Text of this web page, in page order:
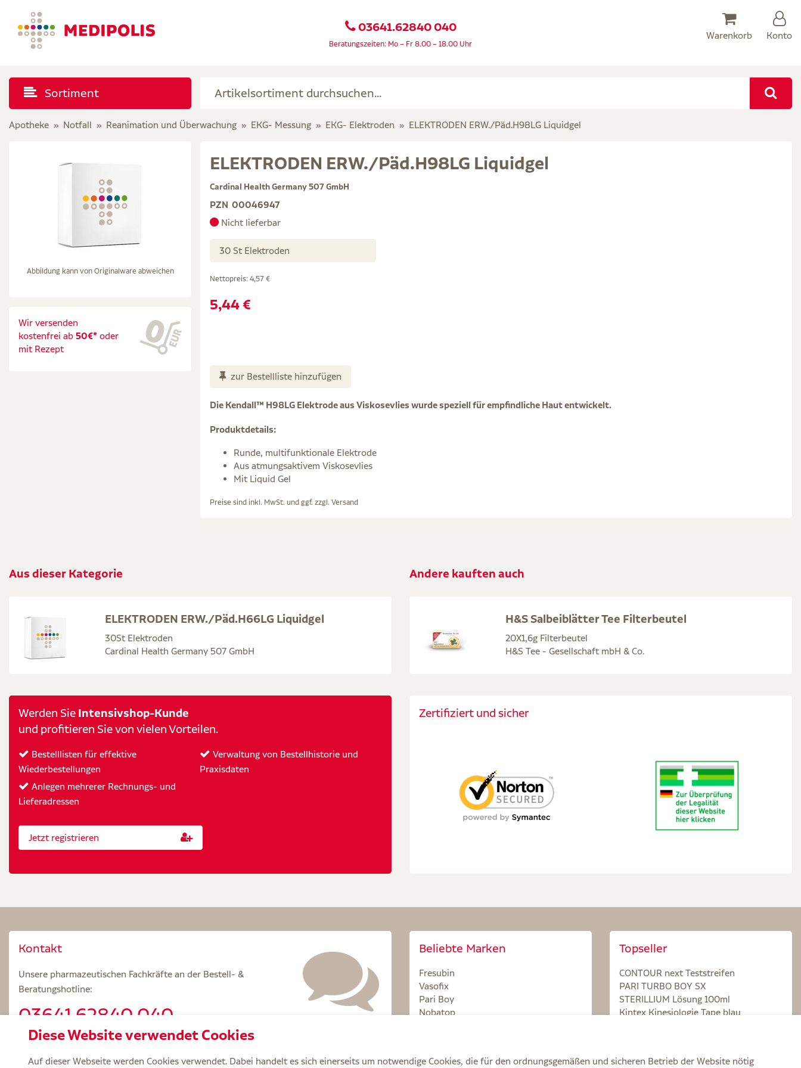
03641.62840 040
Beratungszeiten: Mo – Fr 8.00 – 18.00 Uhr
Warenkorb Konto
Sortiment
Apotheke Notfall Reanimation und Überwachung EKG- Messung EKG- Elektroden ELEKTRODEN ERW./Päd.H98LG Liquidgel
Abbildung kann von Originalware abweichen
Wir versenden
kostenfrei ab 50€* oder
mit Rezept
ELEKTRODEN ERW./Päd.H98LG Liquidgel
Cardinal Health Germany 507 GmbH
PZN 00046947
Nicht lieferbar
30 St Elektroden
Nettopreis: 4,57 €
5,44 €
zur Bestellliste hinzufügen
Die Kendall™ H98LG Elektrode aus Viskosevlies wurde speziell für empfindliche Haut entwickelt.
Produktdetails:
Runde, multifunktionale Elektrode
Aus atmungsaktivem Viskosevlies
Mit Liquid Gel
Preise sind inkl. MwSt. und ggf. zzgl. Versand
Aus dieser Kategorie
ELEKTRODEN ERW./Päd.H66LG Liquidgel
30St Elektroden
Cardinal Health Germany 507 GmbH
Andere kauften auch
H&S Salbeiblätter Tee Filterbeutel
20X1,6g Filterbeutel
H&S Tee - Gesellschaft mbH & Co.
Werden Sie Intensivshop-Kunde
und profitieren Sie von vielen Vorteilen.
Bestelllisten für effektive
Wiederbestellungen
Anlegen mehrerer Rechnungs- und
Lieferadressen
Verwaltung von Bestellhistorie und
Praxisdaten
Jetzt registrieren
Zertifiziert und sicher
Kontakt
Unsere pharmazeutischen Fachkräfte an der Bestell- &
Beratungshotline:
03641.62840 040
Beratungszeiten: Mo – Fr 8.00 – 18.00 Uhr
Beliebte Marken
Fresubin
Vasofix
Pari Boy
Nobatop
Topseller
CONTOUR next Teststreifen
PARI TURBO BOY SX
STERILLIUM Lösung 100ml
Kintex Kinesiologie Tape blau
Diese Website verwendet Cookies
Auf dieser Webseite werden Cookies verwendet. Dabei handelt es sich einerseits um notwendige Cookies, die für den ordnungsgemäßen und sicheren Betrieb der Website nötig